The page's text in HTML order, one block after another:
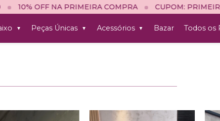
COMPRA CUPOM: PRIMEIRA10 10% OFF NA
▼ Peças Únicas ▼ Acessórios ▼ Bazar Todos os